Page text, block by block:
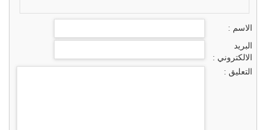
الاسم :
البريد
الالكتروني :
التعليق :